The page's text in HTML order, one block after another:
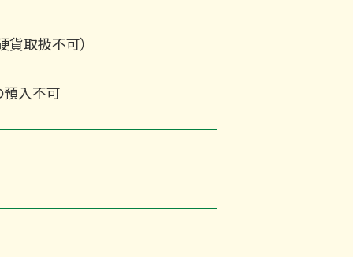
貨取扱不可）
入不可